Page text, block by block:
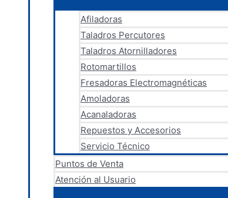
Afiladoras
Taladros Percutores
Taladros Atornilladores
Rotomartillos
Fresadoras Electromagnéticas
Amoladoras
Acanaladoras
Repuestos y Accesorios
Servicio Técnico
Puntos de Venta
Atención al Usuario